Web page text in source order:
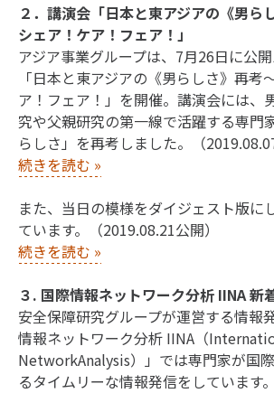
２．講演会「日本と東アジアの《男ら
シェア！ケア！フェア！」
アジア事業グループは、7月26日に公
「日本と東アジアの《男らしさ》再考
ア！フェア！」を開催。講演会には、
究や父親研究の第一線で活躍する専門
らしさ」を再考しました。（
続きを読む »
また、当日の模様をダイジェスト版に
ています。（2019.08.21公開）
続きを読む »
３. 国際情報ネットワーク分析 IINA 新
安全保障研究グループが運営する情報
情報ネットワーク分析 IINA（
NetworkAnalysis）」では専門家が国
るタイムリーな情報発信をしています。